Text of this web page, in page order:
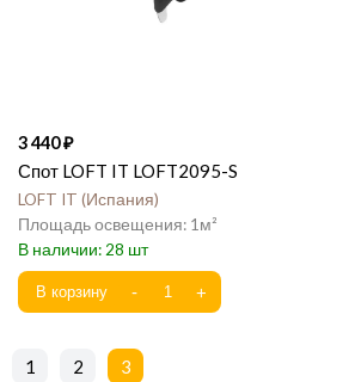
3 440
Спот LOFT IT LOFT2095-S
LOFT IT Испания
1
28
1 2 3